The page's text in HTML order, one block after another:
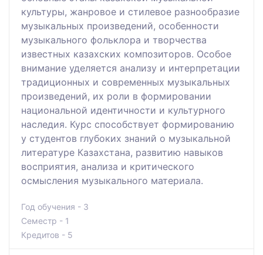
культуры, жанровое и стилевое разнообразие
музыкальных произведений, особенности
музыкального фольклора и творчества
известных казахских композиторов. Особое
внимание уделяется анализу и интерпретации
традиционных и современных музыкальных
произведений, их роли в формировании
национальной идентичности и культурного
наследия. Курс способствует формированию
у студентов глубоких знаний о музыкальной
литературе Казахстана, развитию навыков
восприятия, анализа и критического
осмысления музыкального материала.
Год обучения - 3
Семестр - 1
Кредитов - 5